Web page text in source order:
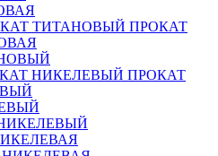
ТИТАНОВЫЙ ПРОКАТ
НИКЕЛЕВЫЙ ПРОКАТ